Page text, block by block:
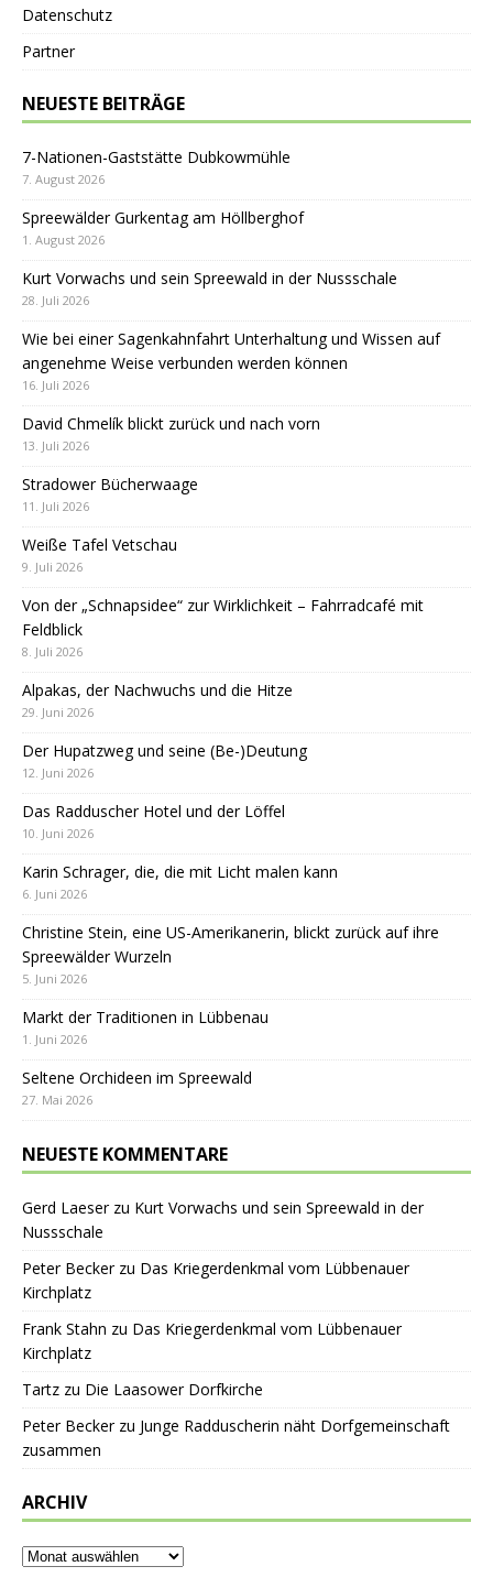
Datenschutz
Partner
NEUESTE BEITRÄGE
7-Nationen-Gaststätte Dubkowmühle
7. August 2026
Spreewälder Gurkentag am Höllberghof
1. August 2026
Kurt Vorwachs und sein Spreewald in der Nussschale
28. Juli 2026
Wie bei einer Sagenkahnfahrt Unterhaltung und Wissen auf
angenehme Weise verbunden werden können
16. Juli 2026
David Chmelík blickt zurück und nach vorn
13. Juli 2026
Stradower Bücherwaage
11. Juli 2026
Weiße Tafel Vetschau
9. Juli 2026
Von der „Schnapsidee“ zur Wirklichkeit – Fahrradcafé mit
Feldblick
8. Juli 2026
Alpakas, der Nachwuchs und die Hitze
29. Juni 2026
Der Hupatzweg und seine (Be-)Deutung
12. Juni 2026
Das Radduscher Hotel und der Löffel
10. Juni 2026
Karin Schrager, die, die mit Licht malen kann
6. Juni 2026
Christine Stein, eine US-Amerikanerin, blickt zurück auf ihre
Spreewälder Wurzeln
5. Juni 2026
Markt der Traditionen in Lübbenau
1. Juni 2026
Seltene Orchideen im Spreewald
27. Mai 2026
NEUESTE KOMMENTARE
Gerd Laeserzu Kurt Vorwachs und sein Spreewald in der
Nussschale
Peter Beckerzu Das Kriegerdenkmal vom Lübbenauer
Kirchplatz
Frank Stahn zu Das Kriegerdenkmal vom Lübbenauer
Kirchplatz
Tartz zu Die Laasower Dorfkirche
Peter Beckerzu Junge Radduscherin näht Dorfgemeinschaft
zusammen
ARCHIV